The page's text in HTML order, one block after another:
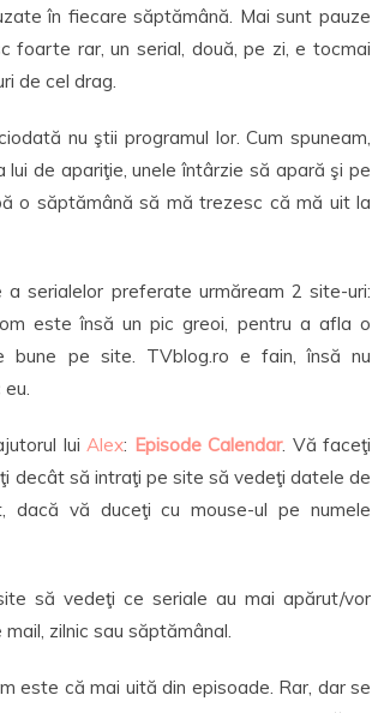
în fiecare săptămână. Mai sunt pauze
foarte rar, un serial, două, pe zi, e tocmai
de cel drag.
nu ştii programul lor. Cum spuneam,
de apariţie, unele întârzie să apară şi pe
o săptămână să mă trezesc că mă uit la
serialelor preferate urmăream 2 site-uri:
este însă un pic greoi, pentru a afla o
bune pe site. TVblog.ro e fain, însă nu
luiAlex: Episode Calendar. Vă faceţi
decât să intraţi pe site să vedeţi datele de
dacă vă duceţi cu mouse-ul pe numele
să vedeţi ce seriale au mai apărut/vor
zilnic sau săptămânal.
este că mai uită din episoade. Rar, dar se